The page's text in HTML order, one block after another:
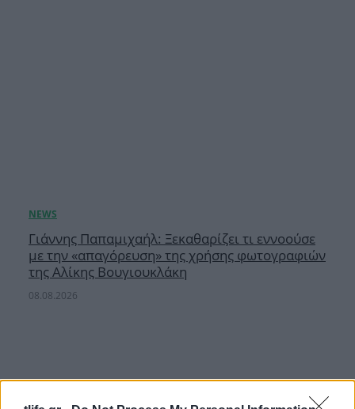
Γιάννης Παπαμιχαήλ: Ξεκαθαρίζει τι εννοούσε
με την «απαγόρευση» της χρήσης φωτογραφιών
της Αλίκης Βουγιουκλάκη
08.08.2026